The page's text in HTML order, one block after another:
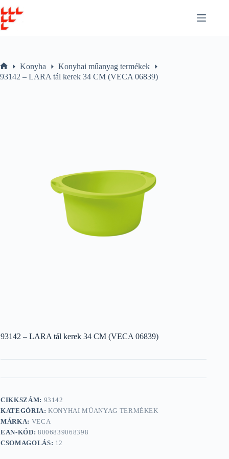
to
content
Home
Konyha
Konyhai műanyag termékek
93142 – LARA tál kerek 34 CM (VECA 06839)
93142 – LARA tál kerek 34 CM (VECA 06839)
CIKKSZÁM: 93142
KATEGÓRIA:KONYHAI MŰANYAG TERMÉKEK
MÁRKA: VECA
EAN-KÓD: 8006839068398
CSOMAGOLÁS: 12